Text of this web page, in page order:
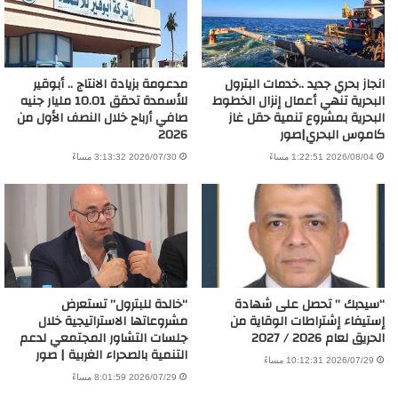
انجاز بحري جديد ..خدمات البترول
البحرية تنهي أعمال إنزال الخطوط
البحرية بمشروع تنمية حقل غاز
كاموس البحري|صور
2026/08/04 1:22:51 مساءً
مدعومة بزيادة الانتاج .. أبوقير
للأسمدة تحقق 10.01 مليار جنيه
صافي أرباح خلال النصف الأول من
2026
2026/07/30 3:13:32 مساءً
“سيدبك ” تحصل على شهادة
إستيفاء إشتراطات الوقاية من
الحريق لعام 2026 / 2027
2026/07/29 10:12:31 مساءً
“خالدة للبترول” تستعرض
مشروعاتها الاستراتيجية خلال
جلسات التشاور المجتمعي لدعم
التنمية بالصحراء الغربية | صور
2026/07/29 8:01:59 مساءً